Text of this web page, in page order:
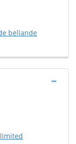
bellande